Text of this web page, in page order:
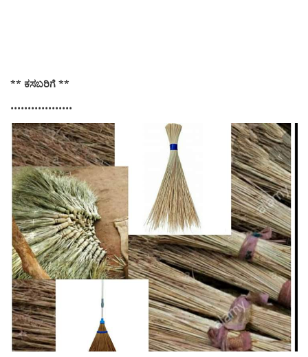
** ಕಸಬರಿಗೆ **
••••••••••••••••••